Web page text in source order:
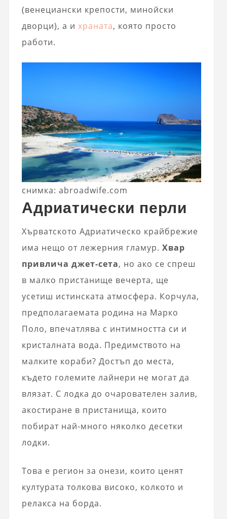
(венециански крепости, минойски
дворци), а и храната, която просто
работи.
снимка: abroadwife.com
Адриатически перли
Хърватското Адриатическо крайбрежие
има нещо от лежерния гламур. Хвар
привлича джет-сета, но ако се спреш
в малко пристанище вечерта, ще
усетиш истинската атмосфера. Корчула,
предполагаемата родина на Марко
Поло, впечатлява с интимността си и
кристалната вода. Предимството на
малките кораби? Достъп до места,
където големите лайнери не могат да
влязат. С лодка до очарователен залив,
акостиране в пристанища, които
побират най-много няколко десетки
лодки.
Това е регион за онези, които ценят
културата толкова високо, колкото и
релакса на борда.